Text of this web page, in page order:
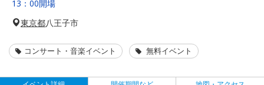
13：00開場
東京都八王子市
コンサート・音楽イベント 無料イベント